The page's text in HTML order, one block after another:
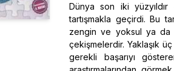
Dünya son iki yüzyıldır
tartışmakla geçirdi. Bu
zengin ve yoksul ya da
çekişmelerdir. Yaklaşık
gerekli başarıyı